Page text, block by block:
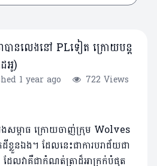
ានលេងនៅ ​PLទៀត ក្រោយបន្ត
អូ)
1 year ago
722 Views
សម្ពាធ​ ក្រោយចាញ់ក្រុម Wolves
នឯង។ ដែលនេះជាការបរាជ័យជា
ែលវាគឺជាកំណត់ត្រាដ៏អាក្រក់បំផុត